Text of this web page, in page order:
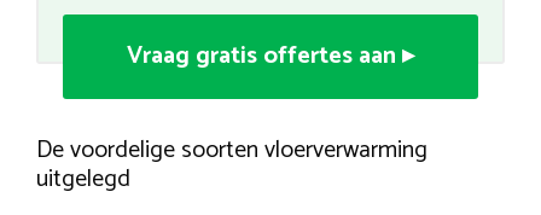
Vraag gratis offertes aan ▸
De voordelige soorten vloerverwarming
uitgelegd